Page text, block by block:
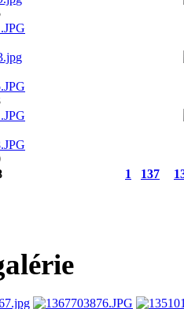
1 137